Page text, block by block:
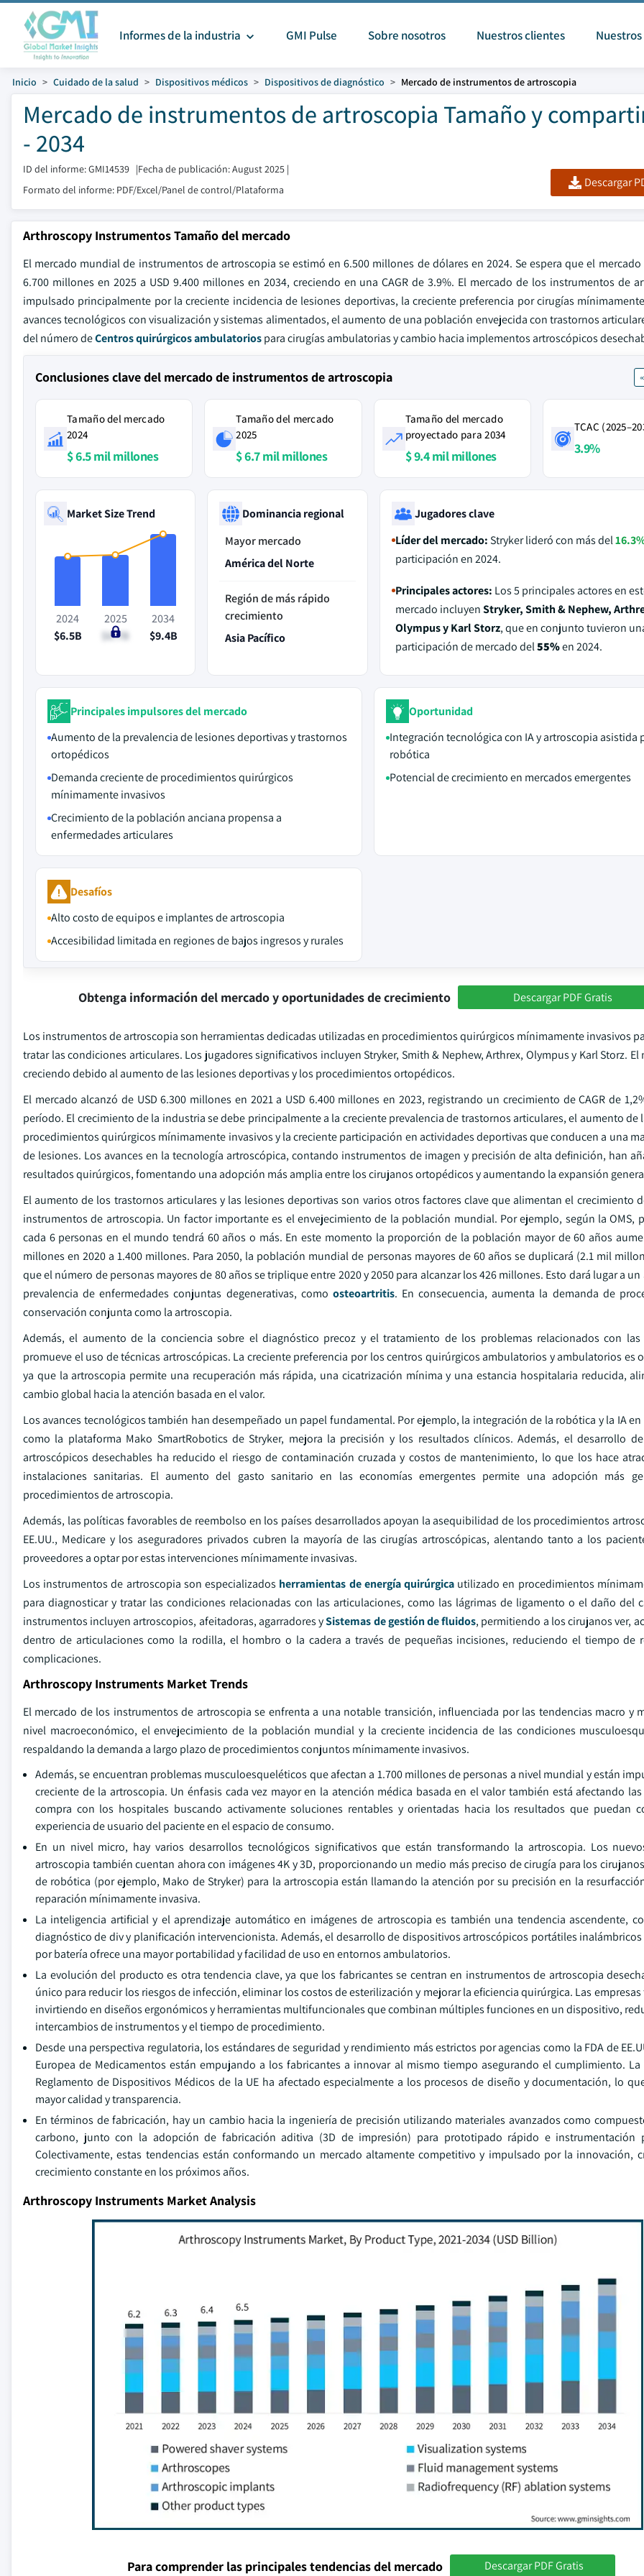
Informes de la industria GMI Pulse Sobre nosotros Nuestros clientes
Inicio Cuidado de la salud Dispositivos médicos Dispositivos de diagnóstico Mercado de instrumentos de artroscopia
Mercado de instrumentos de artroscopia Tamaño y
- 2034
ID del informe: GMI14539 |Fecha de publicación: August 2025 |
Formato del informe: PDF/Excel/Panel de control/Plataforma
Descargar
Arthroscopy Instrumentos Tamaño del mercado
El mercado mundial de instrumentos de artroscopia se estimó en 6.500 millones de dólares en 2024. Se espera que el mercado
6.700 millones en 2025 a USD 9.400 millones en 2034, creciendo en una CAGR de 3.9%. El mercado de los instrumentos de
impulsado principalmente por la creciente incidencia de lesiones deportivas, la creciente preferencia por cirugías
avances tecnológicos con visualización y sistemas alimentados, el aumento de una población envejecida con trastornos
del número deCentros quirúrgicos ambulatoriospara cirugías ambulatorias y cambio hacia implementos artroscópicos
Conclusiones clave del mercado de instrumentos de artroscopia
Tamaño del mercado
2024
$ 6.5 mil millones
Tamaño del mercado
2025
$ 6.7 mil millones
Tamaño del mercado
proyectado para 2034
$ 9.4 mil millones
TCAC
3.9%
Market Size Trend
2024
$6.5B
2025
$6.7B
2034
$9.4B
Dominancia regional
Mayor mercado
América del Norte
Región de más rápido
crecimiento
Asia Pacífico
Jugadores clave
Líder del mercado:Stryker lideró con más del
participación en 2024.
Principales actores: Los 5 principales actores en
mercado incluyenStryker, Smith & Nephew,
Olympus y Karl Storz, que en conjunto tuvieron
participación de mercado del55%en 2024.
Principales impulsores del mercado
Aumento de la prevalencia de lesiones deportivas y trastornos
ortopédicos
Demanda creciente de procedimientos quirúrgicos
mínimamente invasivos
Crecimiento de la población anciana propensa a
enfermedades articulares
Oportunidad
Integración tecnológica con IA y artroscopia asistida
robótica
Potencial de crecimiento en mercados emergentes
Desafíos
Alto costo de equipos e implantes de artroscopia
Accesibilidad limitada en regiones de bajos ingresos y rurales
Obtenga información del mercado y oportunidades de crecimiento Descargar PDF Gratis
Los instrumentos de artroscopia son herramientas dedicadas utilizadas en procedimientos quirúrgicos mínimamente invasivos
tratar las condiciones articulares. Los jugadores significativos incluyen Stryker, Smith & Nephew, Arthrex, Olympus y Karl Storz. El
creciendo debido al aumento de las lesiones deportivas y los procedimientos ortopédicos.
El mercado alcanzó de USD 6.300 millones en 2021 a USD 6.400 millones en 2023, registrando un crecimiento de CAGR de
período. El crecimiento de la industria se debe principalmente a la creciente prevalencia de trastornos articulares, el aumento de
procedimientos quirúrgicos mínimamente invasivos y la creciente participación en actividades deportivas que conducen a una
de lesiones. Los avances en la tecnología artroscópica, contando instrumentos de imagen y precisión de alta definición, han
resultados quirúrgicos, fomentando una adopción más amplia entre los cirujanos ortopédicos y aumentando la expansión
El aumento de los trastornos articulares y las lesiones deportivas son varios otros factores clave que alimentan el crecimiento
instrumentos de artroscopia. Un factor importante es el envejecimiento de la población mundial. Por ejemplo, según la OMS,
cada 6 personas en el mundo tendrá 60 años o más. En este momento la proporción de la población mayor de 60 años
millones en 2020 a 1.400 millones. Para 2050, la población mundial de personas mayores de 60 años se duplicará (2.1 mil
que el número de personas mayores de 80 años se triplique entre 2020 y 2050 para alcanzar los 426 millones. Esto dará lugar a
prevalencia de enfermedades conjuntas degenerativas, como osteoartritis. En consecuencia, aumenta la demanda de
conservación conjunta como la artroscopia.
Además, el aumento de la conciencia sobre el diagnóstico precoz y el tratamiento de los problemas relacionados con las
promueve el uso de técnicas artroscópicas. La creciente preferencia por los centros quirúrgicos ambulatorios y ambulatorios es
ya que la artroscopia permite una recuperación más rápida, una cicatrización mínima y una estancia hospitalaria reducida,
cambio global hacia la atención basada en el valor.
Los avances tecnológicos también han desempeñado un papel fundamental. Por ejemplo, la integración de la robótica y la IA
como la plataforma Mako SmartRobotics de Stryker, mejora la precisión y los resultados clínicos. Además, el desarrollo
artroscópicos desechables ha reducido el riesgo de contaminación cruzada y costos de mantenimiento, lo que los hace
instalaciones sanitarias. El aumento del gasto sanitario en las economías emergentes permite una adopción más
procedimientos de artroscopia.
Además, las políticas favorables de reembolso en los países desarrollados apoyan la asequibilidad de los procedimientos
EE.UU., Medicare y los aseguradores privados cubren la mayoría de las cirugías artroscópicas, alentando tanto a los
proveedores a optar por estas intervenciones mínimamente invasivas.
Los instrumentos de artroscopia son especializados herramientas de energía quirúrgicautilizado en procedimientos
para diagnosticar y tratar las condiciones relacionadas con las articulaciones, como las lágrimas de ligamento o el daño del
instrumentos incluyen artroscopios, afeitadoras, agarradores ySistemas de gestión de fluidos, permitiendo a los cirujanos ver,
dentro de articulaciones como la rodilla, el hombro o la cadera a través de pequeñas incisiones, reduciendo el tiempo de
complicaciones.
Arthroscopy Instruments Market Trends
El mercado de los instrumentos de artroscopia se enfrenta a una notable transición, influenciada por las tendencias macro y
nivel macroeconómico, el envejecimiento de la población mundial y la creciente incidencia de las condiciones
respaldando la demanda a largo plazo de procedimientos conjuntos mínimamente invasivos.
Además, se encuentran problemas musculoesqueléticos que afectan a 1.700 millones de personas a nivel mundial y están
creciente de la artroscopia. Un énfasis cada vez mayor en la atención médica basada en el valor también está afectando
compra con los hospitales buscando activamente soluciones rentables y orientadas hacia los resultados que puedan
experiencia de usuario del paciente en el espacio de consumo.
En un nivel micro, hay varios desarrollos tecnológicos significativos que están transformando la artroscopia. Los
artroscopia también cuentan ahora con imágenes 4K y 3D, proporcionando un medio más preciso de cirugía para los
de robótica (por ejemplo, Mako de Stryker) para la artroscopia están llamando la atención por su precisión en la
reparación mínimamente invasiva.
La inteligencia artificial y el aprendizaje automático en imágenes de artroscopia es también una tendencia ascendente,
diagnóstico de div y planificación intervencionista. Además, el desarrollo de dispositivos artroscópicos portátiles
por batería ofrece una mayor portabilidad y facilidad de uso en entornos ambulatorios.
La evolución del producto es otra tendencia clave, ya que los fabricantes se centran en instrumentos de artroscopia
único para reducir los riesgos de infección, eliminar los costos de esterilización y mejorar la eficiencia quirúrgica. Las
invirtiendo en diseños ergonómicos y herramientas multifuncionales que combinan múltiples funciones en un dispositivo,
intercambios de instrumentos y el tiempo de procedimiento.
Desde una perspectiva regulatoria, los estándares de seguridad y rendimiento más estrictos por agencias como la FDA de
Europea de Medicamentos están empujando a los fabricantes a innovar al mismo tiempo asegurando el cumplimiento.
Reglamento de Dispositivos Médicos de la UE ha afectado especialmente a los procesos de diseño y documentación, lo
mayor calidad y transparencia.
En términos de fabricación, hay un cambio hacia la ingeniería de precisión utilizando materiales avanzados como
carbono, junto con la adopción de fabricación aditiva (3D de impresión) para prototipado rápido e instrumentación
Colectivamente, estas tendencias están conformando un mercado altamente competitivo y impulsado por la innovación,
crecimiento constante en los próximos años.
Arthroscopy Instruments Market Analysis
Para comprender las principales tendencias del mercado Descargar PDF Gratis